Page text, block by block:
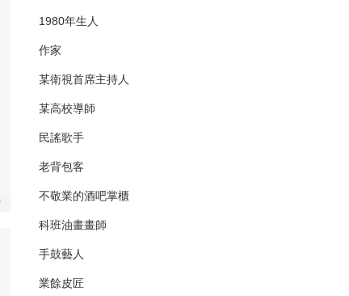
1980年生人
作家
某衛視首席主持人
某高校導師
民謠歌手
老背包客
不敬業的酒吧掌櫃
科班油畫畫師
手鼓藝人
業餘皮匠